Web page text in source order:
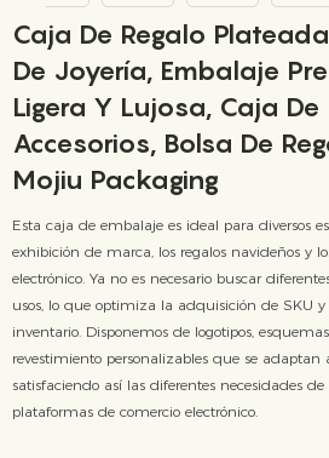
Caja De Regalo
De Joyería, Embalaje
Ligera Y Lujosa, Caja De
Accesorios, Bolsa De
Mojiu Packaging
Esta caja de embalaje es ideal para diversos
exhibición de marca, los regalos navideños y
electrónico. Ya no es necesario buscar
usos, lo que optimiza la adquisición de SKU y
inventario. Disponemos de logotipos,
revestimiento personalizables que se adaptan
satisfaciendo así las diferentes necesidades
plataformas de comercio electrónico.